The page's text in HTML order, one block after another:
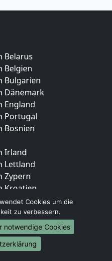
Belarus
Belgien
Bulgarien
Dänemark
England
Portugal
Bosnien
Irland
Lettland
Zypern
Kroatien
Estland
Finnland
Frankreich
Griechenland
Italien
Cookies um die
zu verbessern.
notwendige Cookies